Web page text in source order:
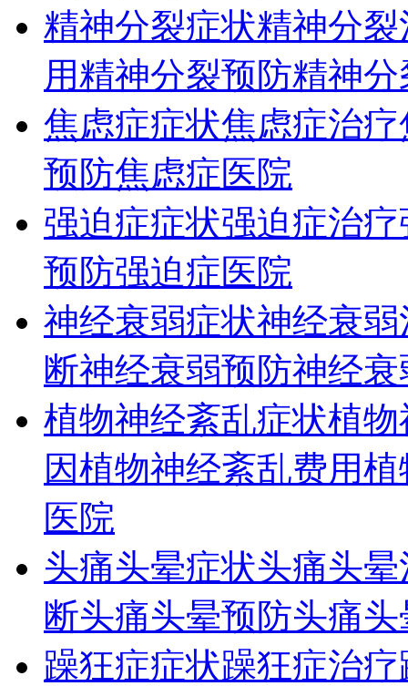
精神分裂症状精神分裂
用精神分裂预防精神
焦虑症症状焦虑症治疗
预防焦虑症医院
强迫症症状强迫症治疗
预防强迫症医院
神经衰弱症状神经衰弱
断神经衰弱预防神经
植物神经紊乱症状植物
因植物神经紊乱费用植
医院
头痛头晕症状头痛头
断头痛头晕预防头痛
躁狂症症状躁狂症治疗